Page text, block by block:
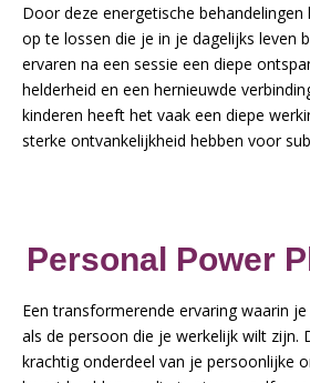
Door deze energetische
op te lossen die je in je dagelijks leven
ervaren na een sessie een diepe
helderheid en een hernieuwde
kinderen heeft het vaak een diepe
sterke ontvankelijkheid hebben voor
Personal Power
Een transformerende ervaring waarin
als de persoon die je werkelijk wilt zijn.
krachtig onderdeel van je persoonlijke